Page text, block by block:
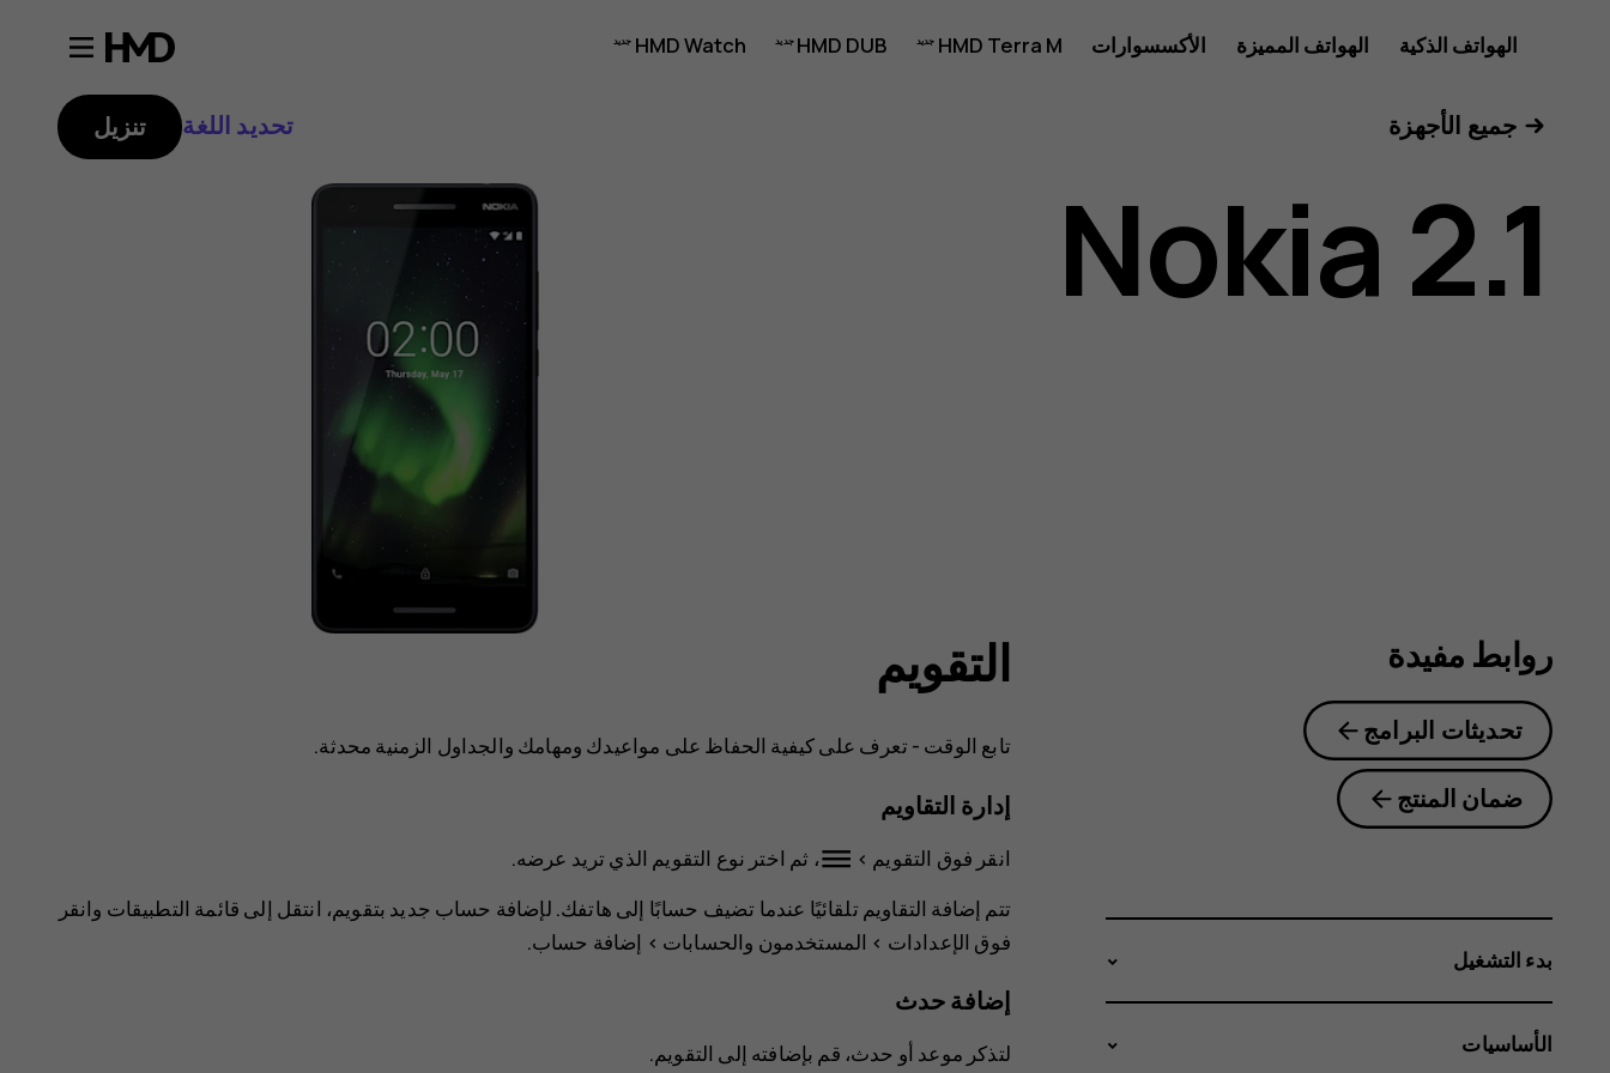
دليل
مستخدم
هاتف
الهواتف الذكية الهواتف المميزة الأكسسوارات HMD Terra M
HMD DUB
HMD Watch
جميع الأجهزة تحديد اللغة تنزيل
Nokia 2.1
التقويم
تابع الوقت - تعرف على كيفية الحفاظ على مواعيدك ومهامك والجداول الزمنية محدثة.
إدارة التقاويم
انقر فوق التقويم >
dehaze، ثم اختر نوع التقويم الذي تريد عرضه.
تتم إضافة التقاويم تلقائيًا عندما تضيف حسابًا إلى هاتفك. لإضافة حساب جديد بتقويم، انتقل إلى ‏قائمة التطبيقات وانقر
فوق الإعدادات > المستخدمون والحسابات > إضافة حساب.
إضافة حدث
لتذكر موعد أو حدث، قم بإضافته إلى التقويم.
روابط مفيدة
تحديثات البرامج
ضمان المنتج
بدء التشغيل
الأساسيات